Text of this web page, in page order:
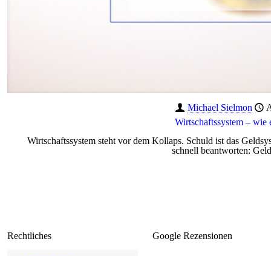
Michael Sielmon
Wirtschaftssystem – wie
Wirtschaftssystem steht vor dem Kollaps. Schuld ist das
schnell beantworten:
Rechtliches Google Rezensionen